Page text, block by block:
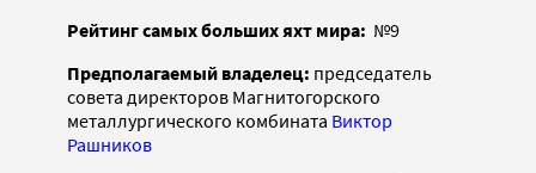
Рейтинг самых больших яхт мира: №9
Предполагаемый владелец: председатель
совета директоров Магнитогорского
металлургического комбината Виктор
Рашников